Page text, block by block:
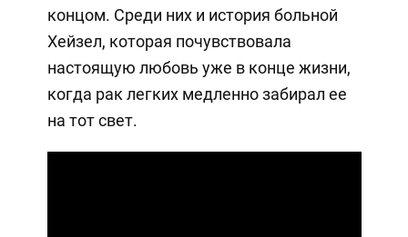
концом. Среди них и история больной
Хейзел, которая почувствовала
настоящую любовь уже в конце жизни,
когда рак легких медленно забирал ее
на тот свет.